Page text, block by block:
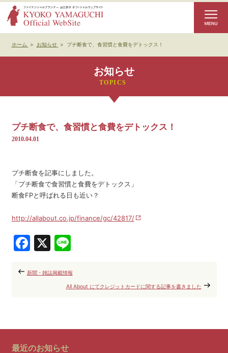
ホーム > お知らせ > プチ断食で、食習慣と食費をデトックス！
お知らせ
プチ断食で、食習慣と食費をデトックス！
2010.04.01
プチ断食を記事にしました。
「プチ断食で食習慣と食費をデトックス」
断食FPと呼ばれる日も近い？
http://allabout.co.jp/finance/gc/42817/
Facebook
X Line
新聞・雑誌掲載情報
All About にてクレジットカードに関する記事を書きました
最近のお知らせ